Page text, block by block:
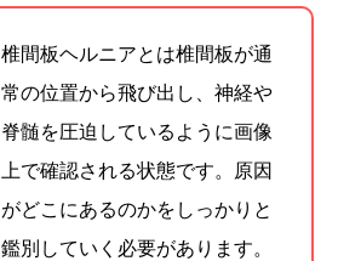
椎間板ヘルニアとは椎間板が通
常の位置から飛び出し、神経や
脊髄を圧迫しているように画像
上で確認される状態です。原因
がどこにあるのかをしっかりと
鑑別していく必要があります。